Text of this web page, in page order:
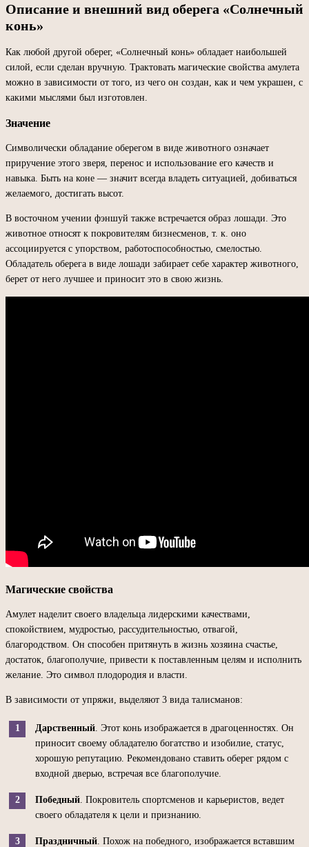
Описание и внешний вид оберега «Солнечный
конь»
Как любой другой оберег, «Солнечный конь» обладает наибольшей
силой, если сделан вручную. Трактовать магические свойства амулета
можно в зависимости от того, из чего он создан, как и чем украшен, с
какими мыслями был изготовлен.
Значение
Символически обладание оберегом в виде животного означает
приручение этого зверя, перенос и использование его качеств и
навыка. Быть на коне — значит всегда владеть ситуацией, добиваться
желаемого, достигать высот.
В восточном учении фэншуй также встречается образ лошади. Это
животное относят к покровителям бизнесменов, т. к. оно
ассоциируется с упорством, работоспособностью, смелостью.
Обладатель оберега в виде лошади забирает себе характер животного,
берет от него лучшее и приносит это в свою жизнь.
Магические свойства
Амулет наделит своего владельца лидерскими качествами,
спокойствием, мудростью, рассудительностью, отвагой,
благородством. Он способен притянуть в жизнь хозяина счастье,
достаток, благополучие, привести к поставленным целям и исполнить
желание. Это символ плодородия и власти.
В зависимости от упряжи, выделяют 3 вида талисманов:
Дарственный. Этот конь изображается в драгоценностях. Он
приносит своему обладателю богатство и изобилие, статус,
хорошую репутацию. Рекомендовано ставить оберег рядом с
входной дверью, встречая все благополучие.
Победный. Покровитель спортсменов и карьеристов, ведет
своего обладателя к цели и признанию.
Праздничный. Похож на победного, изображается вставшим